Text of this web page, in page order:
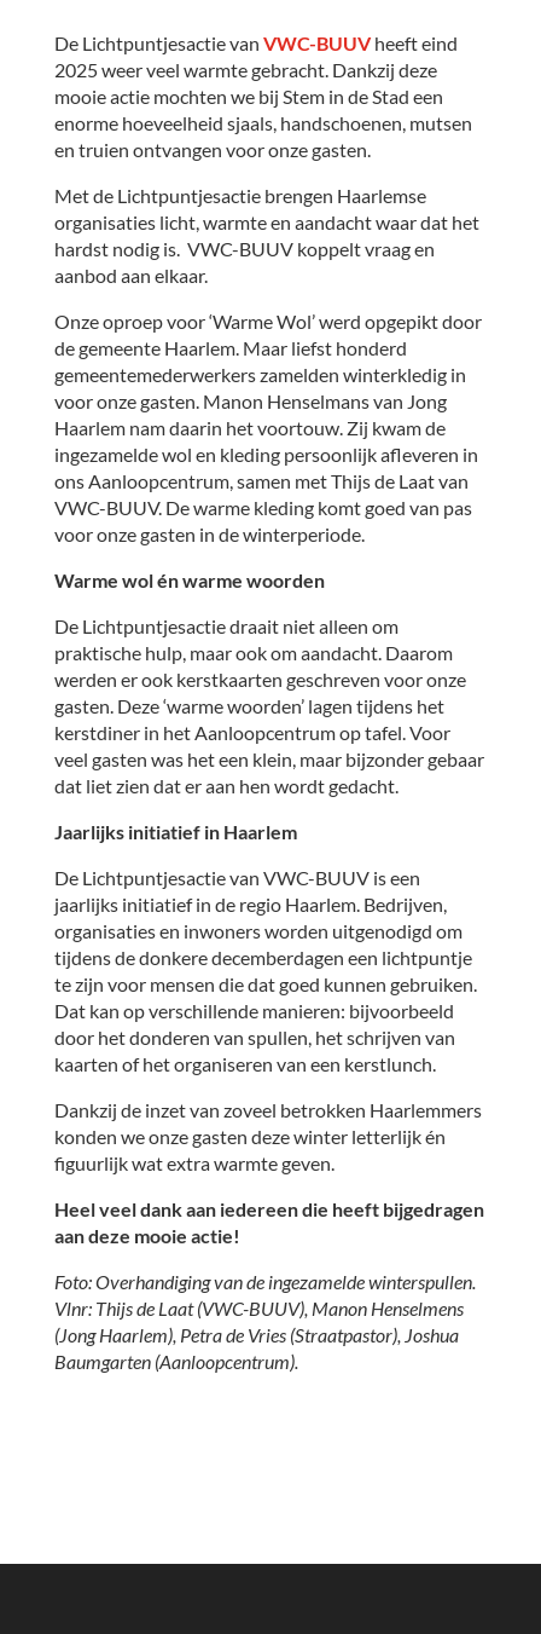
De Lichtpuntjesactie van VWC-BUUVheeft eind
2025 weer veel warmte gebracht. Dankzij deze
mooie actie mochten we bij Stem in de Stad een
enorme hoeveelheid sjaals, handschoenen, mutsen
en truien ontvangen voor onze gasten.
Met de Lichtpuntjesactie brengen Haarlemse
organisaties licht, warmte en aandacht waar dat het
hardst nodig is. VWC-BUUV koppelt vraag en
aanbod aan elkaar.
Onze oproep voor ‘Warme Wol’ werd opgepikt door
de gemeente Haarlem. Maar liefst honderd
gemeentemederwerkers zamelden winterkledig in
voor onze gasten. Manon Henselmans van Jong
Haarlem nam daarin het voortouw. Zij kwam de
ingezamelde wol en kleding persoonlijk afleveren in
ons Aanloopcentrum, samen met Thijs de Laat van
VWC-BUUV. De warme kleding komt goed van pas
voor onze gasten in de winterperiode.
Warme wol én warme woorden
De Lichtpuntjesactie draait niet alleen om
praktische hulp, maar ook om aandacht. Daarom
werden er ook kerstkaarten geschreven voor onze
gasten. Deze ‘warme woorden’ lagen tijdens het
kerstdiner in het Aanloopcentrum op tafel. Voor
veel gasten was het een klein, maar bijzonder gebaar
dat liet zien dat er aan hen wordt gedacht.
Jaarlijks initiatief in Haarlem
De Lichtpuntjesactie van VWC-BUUV is een
jaarlijks initiatief in de regio Haarlem. Bedrijven,
organisaties en inwoners worden uitgenodigd om
tijdens de donkere decemberdagen een lichtpuntje
te zijn voor mensen die dat goed kunnen gebruiken.
Dat kan op verschillende manieren: bijvoorbeeld
door het donderen van spullen, het schrijven van
kaarten of het organiseren van een kerstlunch.
Dankzij de inzet van zoveel betrokken Haarlemmers
konden we onze gasten deze winter letterlijk én
figuurlijk wat extra warmte geven.
Heel veel dank aan iedereen die heeft bijgedragen
aan deze mooie actie!
Foto: Overhandiging van de ingezamelde winterspullen.
Vlnr: Thijs de Laat (VWC-BUUV), Manon Henselmens
(Jong Haarlem), Petra de Vries (Straatpastor), Joshua
Baumgarten (Aanloopcentrum).